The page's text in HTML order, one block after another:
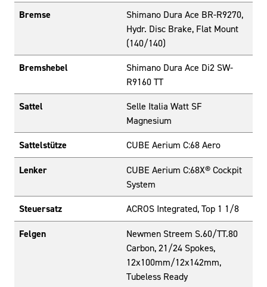
Bremse
Shimano Dura Ace BR-R9270,
Hydr. Disc Brake, Flat Mount
(140/140)
Bremshebel
Shimano Dura Ace Di2 SW-
R9160 TT
Sattel
Selle Italia Watt SF
Magnesium
Sattelstütze CUBE Aerium C:68 Aero
Lenker
CUBE Aerium C:68X® Cockpit
System
Steuersatz ACROS Integrated, Top 1 1/8
Felgen
Newmen Streem S.60/TT.80
Carbon, 21/24 Spokes,
12x100mm/12x142mm,
Tubeless Ready